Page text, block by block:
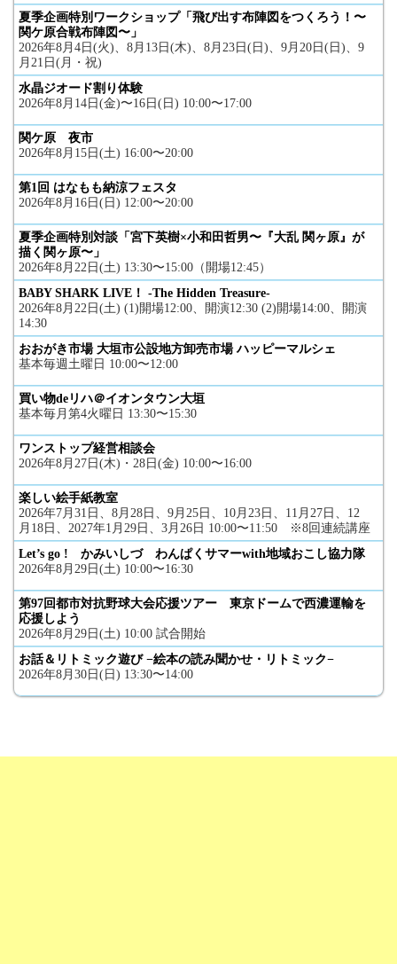
夏季企画特別ワークショップ「飛び出す布陣図をつくろう！〜
関ケ原合戦布陣図〜」
2026年8月4日(火)、8月13日(木)、8月23日(日)、9月20日(日)、9
月21日(月・祝)
水晶ジオード割り体験
2026年8月14日(金)〜16日(日) 10:00〜17:00
関ケ原 夜市
2026年8月15日(土) 16:00〜20:00
第1回 はなもも納涼フェスタ
2026年8月16日(日) 12:00〜20:00
夏季企画特別対談「宮下英樹×小和田哲男〜『大乱 関ヶ原』が
描く関ヶ原〜」
2026年8月22日(土) 13:30〜15:00（開場12:45）
BABY SHARK LIVE！ -The Hidden Treasure-
2026年8月22日(土) (1)開場12:00、開演12:30 (2)開場14:00、開演
14:30
おおがき市場 大垣市公設地方卸売市場 ハッピーマルシェ
基本毎週土曜日 10:00〜12:00
買い物deリハ＠イオンタウン大垣
基本毎月第4火曜日 13:30〜15:30
ワンストップ経営相談会
2026年8月27日(木)・28日(金) 10:00〜16:00
楽しい絵手紙教室
2026年7月31日、8月28日、9月25日、10月23日、11月27日、12
月18日、2027年1月29日、3月26日 10:00〜11:50 ※8回連続講座
Let’s go ! かみいしづ わんぱくサマーwith地域おこし協力隊
2026年8月29日(土) 10:00〜16:30
第97回都市対抗野球大会応援ツアー 東京ドームで西濃運輸を
応援しよう
2026年8月29日(土) 10:00 試合開始
お話＆リトミック遊び −絵本の読み聞かせ・リトミック−
2026年8月30日(日) 13:30〜14:00